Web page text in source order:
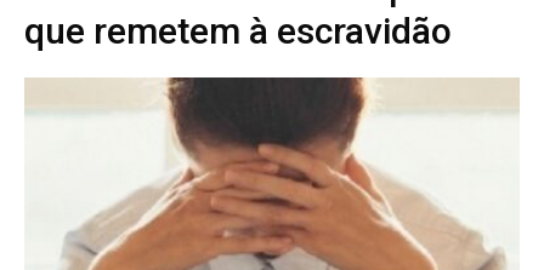
que remetem à escravidão